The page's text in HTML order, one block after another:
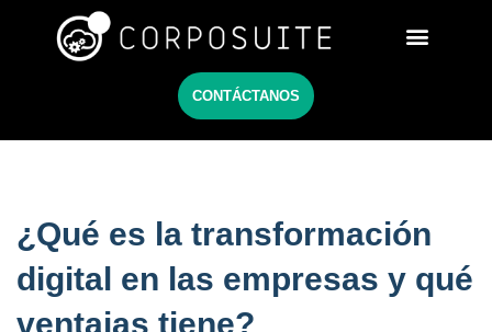
CONTÁCTANOS
¿Qué es la transformación
digital en las empresas​ y qué
ventajas tiene?